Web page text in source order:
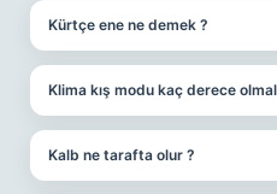
Kürtçe ene ne demek ?
Klima kış modu kaç derece
Kalb ne tarafta olur ?